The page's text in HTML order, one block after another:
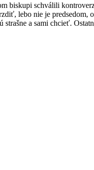
biskupi schválili
lebo nie je predsedom,
a sami chcieť.